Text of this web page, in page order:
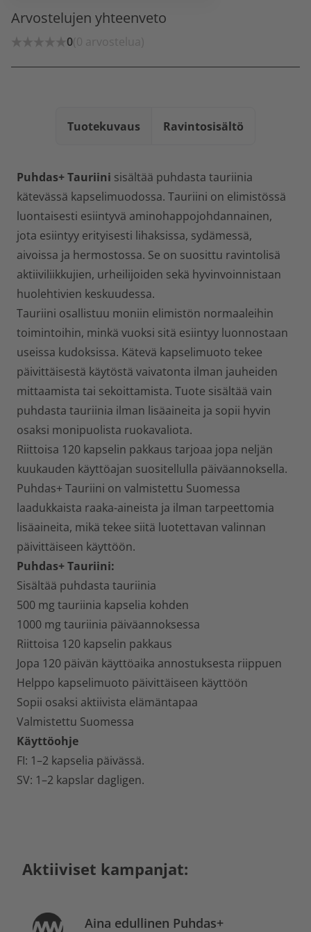
Arvostelujen yhteenveto
0(0 arvostelua)
Tuotekuvaus Ravintosisältö
Puhdas+ Tauriini sisältää puhdasta tauriinia
kätevässä kapselimuodossa. Tauriini on elimistössä
luontaisesti esiintyvä aminohappojohdannainen,
jota esiintyy erityisesti lihaksissa, sydämessä,
aivoissa ja hermostossa. Se on suosittu ravintolisä
aktiiviliikkujien, urheilijoiden sekä hyvinvoinnistaan
huolehtivien keskuudessa.
Tauriini osallistuu moniin elimistön normaaleihin
toimintoihin, minkä vuoksi sitä esiintyy luonnostaan
useissa kudoksissa. Kätevä kapselimuoto tekee
päivittäisestä käytöstä vaivatonta ilman jauheiden
mittaamista tai sekoittamista. Tuote sisältää vain
puhdasta tauriinia ilman lisäaineita ja sopii hyvin
osaksi monipuolista ruokavaliota.
Riittoisa 120 kapselin pakkaus tarjoaa jopa neljän
kuukauden käyttöajan suositellulla päiväannoksella.
Puhdas+ Tauriini on valmistettu Suomessa
laadukkaista raaka-aineista ja ilman tarpeettomia
lisäaineita, mikä tekee siitä luotettavan valinnan
päivittäiseen käyttöön.
Puhdas+ Tauriini:
Sisältää puhdasta tauriinia
500 mg tauriinia kapselia kohden
1000 mg tauriinia päiväannoksessa
Riittoisa 120 kapselin pakkaus
Jopa 120 päivän käyttöaika annostuksesta riippuen
Helppo kapselimuoto päivittäiseen käyttöön
Sopii osaksi aktiivista elämäntapaa
Valmistettu Suomessa
Käyttöohje
FI: 1–2 kapselia päivässä.
SV: 1–2 kapslar dagligen.
Aktiiviset kampanjat:
Aina edullinen Puhdas+